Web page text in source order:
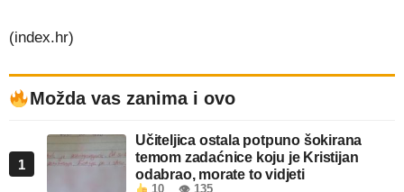
(index.hr)
Možda vas zanima i ovo
1
Učiteljica ostala potpuno šokirana
temom zadaćnice koju je Kristijan
odabrao, morate to vidjeti